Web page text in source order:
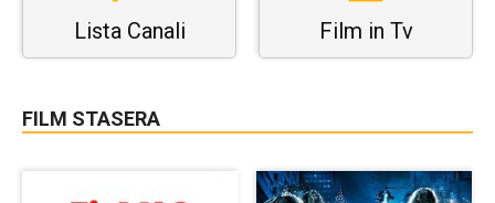
Lista Canali Film in Tv
FILM STASERA